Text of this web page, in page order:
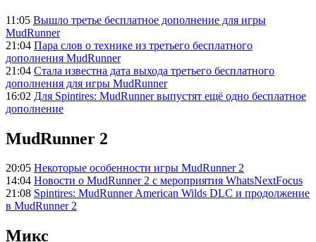
11:05 Вышло третье бесплатное дополнение для игры
MudRunner
21:04 Пара слов о технике из третьего бесплатного
дополнения MudRunner
21:04 Стала известна дата выхода третьего бесплатного
дополнения для игры MudRunner
16:02 Для Spintires: MudRunner выпустят ещё одно бесплатное
дополнение
MudRunner 2
20:05 Некоторые особенности игры MudRunner 2
14:04 Новости о MudRunner 2 с мероприятия WhatsNextFocus
21:08 Spintires: MudRunner American Wilds DLC и продолжение
в MudRunner 2
Микс